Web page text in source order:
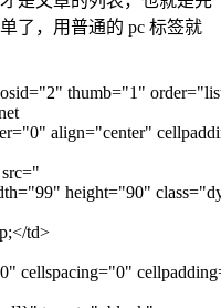
了，用普通的 pc 标签就
="2" thumb="1" order=
="0" align="center"
src="
="99" height="90" class=
</td>
cellspacing="0" cellpadding